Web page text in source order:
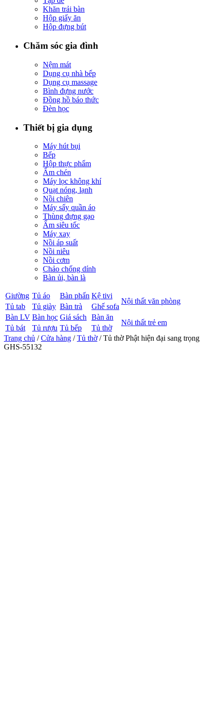
Khăn trải bàn
Hộp giấy ăn
Hộp đựng bút
Chăm sóc gia đình
Nệm mát
Dụng cụ nhà bếp
Dụng cụ massage
Bình đựng nước
Đồng hồ báo thức
Đèn học
Thiết bị gia dụng
Máy hút bụi
Bếp
Hộp thực phẩm
Ấm chén
Máy lọc không khí
Quạt nóng, lạnh
Nồi chiên
Máy sấy quần áo
Thùng đựng gạo
Ấm siêu tốc
Máy xay
Nồi áp suất
Nồi niêu
Nồi cơm
Chảo chống dính
Bàn ủi, bàn là
Giường Tủ áo Bàn phấn Kệ tivi
Nội thất văn phòng
Tủ tab Tủ giày Bàn trà
Ghế sofa
Bàn LV Bàn học Giá sách Bàn ăn
Nội thất trẻ em
Tủ bát Tủ rượu Tủ bếp
Tủ thờ
Trang chủ /Cửa hàng /Tủ thờ/ Tủ thờ Phật hiện đại sang trọng
GHS-55132